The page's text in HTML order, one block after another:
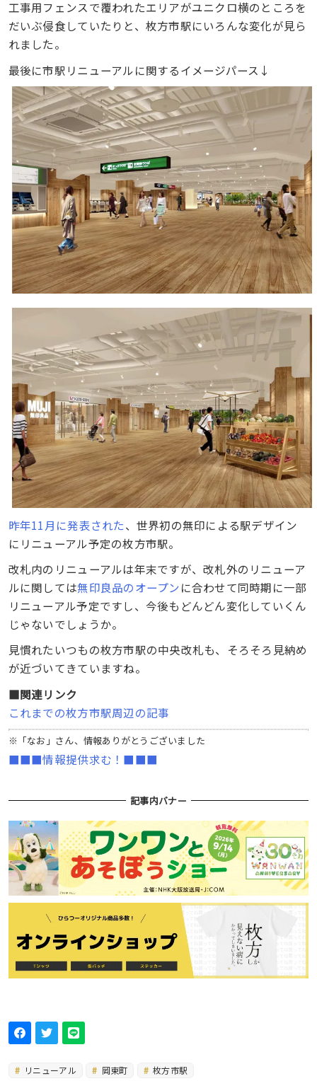
工事用フェンスで覆われたエリアがユニクロ横のところを
だいぶ侵食していたりと、枚方市駅にいろんな変化が見ら
れました。
最後に市駅リニューアルに関するイメージパース↓
昨年11月に発表された、世界初の無印による駅デザイン
にリニューアル予定の枚方市駅。
改札内のリニューアルは年末ですが、改札外のリニューア
ルに関しては無印良品のオープンに合わせて同時期に一部
リニューアル予定ですし、今後もどんどん変化していくん
じゃないでしょうか。
見慣れたいつもの枚方市駅の中央改札も、そろそろ見納め
が近づいてきていますね。
■関連リンク
これまでの枚方市駅周辺の記事
※「なお」さん、情報ありがとうございました
■■■情報提供求む！■■■
記事内バナー
リニューアル 岡東町
枚方市駅